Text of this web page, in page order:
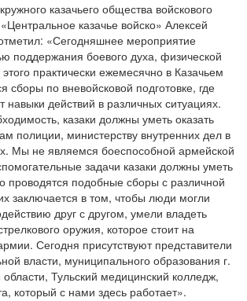
казачьего общества войскового
казачье войско» Алексей
«Сегодняшнее мероприятие
поддержания боевого духа, физической
практически ежемесячно в Казачьем
сборы по вневойсковой подготовке, где
навыки действий в различных ситуациях.
казаки должны уметь оказать
полиции, министерству внутренних дел в
Мы не являемся боеспособной армейской
задачи казаки должны уметь
проводятся подобные сборы с различной
заключается в том, чтобы люди могли
друг с другом, умели владеть
оружия, которое стоит на
Сегодня присутствуют представители
власти, муниципального образования г.
Тульский медицинский колледж,
который с нами здесь работает».